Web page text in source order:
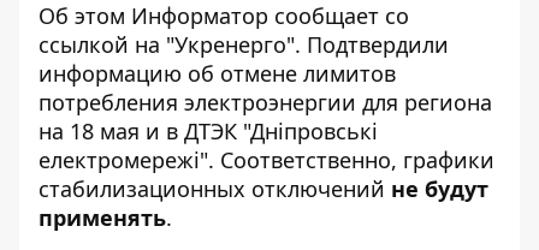
Об этом Информатор сообщает со
ссылкой на "Укренерго". Подтвердили
информацию об отмене лимитов
потребления электроэнергии для региона
на 18 мая и в ДТЭК "Дніпровські
електромережі". Соответственно, графики
стабилизационных отключений не будут
применять.